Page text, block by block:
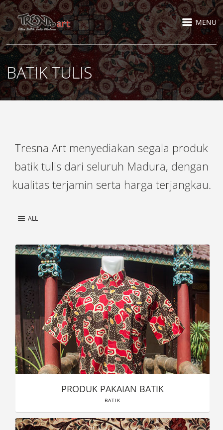
MENU
BATIK TULIS
Tresna Art menyediakan segala produk
batik tulis dari seluruh Madura, dengan
kualitas terjamin serta harga terjangkau.
ALL
PRODUK PAKAIAN BATIK
BATIK